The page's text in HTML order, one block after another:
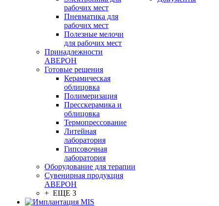
рабочих мест
Пневматика для
рабочих мест
Полезные мелочи
для рабочих мест
Принадлежности
АВЕРОН
Готовые решения
Керамическая
облицовка
Полимеризация
Пресскерамика и
облицовка
Термопрессование
Литейная
лаборатория
Гипсовочная
лаборатория
Оборудование для терапии
Сувенирная продукция
АВЕРОН
+ ЕЩЕ 3